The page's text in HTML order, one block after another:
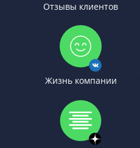
Отзывы клиентов
Жизнь компании